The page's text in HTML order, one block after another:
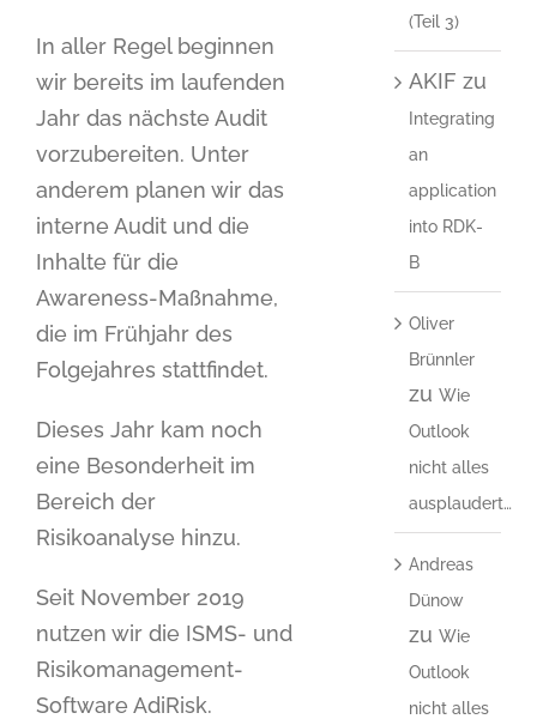
In aller Regel beginnen
wir bereits im laufenden
Jahr das nächste Audit
vorzubereiten. Unter
anderem planen wir das
interne Audit und die
Inhalte für die
Awareness-Maßnahme,
die im Frühjahr des
Folgejahres stattfindet.
Dieses Jahr kam noch
eine Besonderheit im
Bereich der
Risikoanalyse hinzu.
Seit November 2019
nutzen wir die ISMS- und
Risikomanagement-
Software AdiRisk.
(Teil 3)
AKIF zu
Integrating
an
application
into RDK-
B
Oliver
Brünnler
zu Wie
Outlook
nicht alles
ausplaudert…
Andreas
Dünow
zu Wie
Outlook
nicht alles